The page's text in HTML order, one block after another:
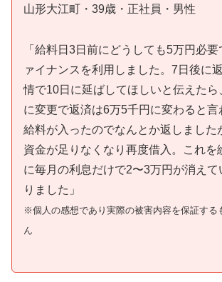
山形大江町・39歳・正社員・男性
「給料日3日前にどうしても5万円必
ァイナンスを利用しました。7日後に
情で10日に延ばしてほしいと伝えたら
に変更で返済は6万5千円に変わると言
給料が入ったのでなんとか返しました
資金が足りなくなり再度借入。これを
に毎月の利息だけで2〜3万円が消えて
りました」
※個人の感想であり実際の被害内容を保証する
ん